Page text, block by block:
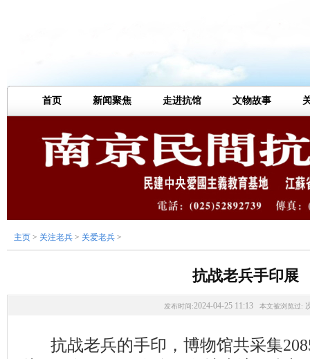
首页 新闻聚焦 走进抗馆 文物故事
主页 > 关注老兵 > 关爱老兵 >
抗战老兵手印展
发布时间:2024-04-25 11:13 本文被浏览过:
抗战老兵的手印，博物馆共采集